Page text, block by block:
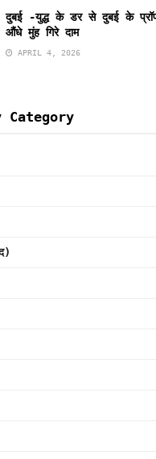
दुबई -युद्ध के डर से दुबई के
औंधे मुंह गिरे दाम
APRIL 4, 2026
Category